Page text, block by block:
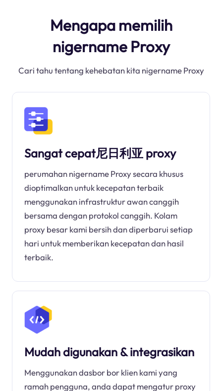
Mengapa memilih
nigername Proxy
Cari tahu tentang kehebatan kita nigername Proxy
Sangat cepat尼日利亚 proxy
perumahan nigername Proxy secara khusus
dioptimalkan untuk kecepatan terbaik
menggunakan infrastruktur awan canggih
bersama dengan protokol canggih. Kolam
proxy besar kami bersih dan diperbarui setiap
hari untuk memberikan kecepatan dan hasil
terbaik.
Mudah digunakan & integrasikan
Menggunakan dasbor bor klien kami yang
ramah pengguna, anda dapat mengatur proxy